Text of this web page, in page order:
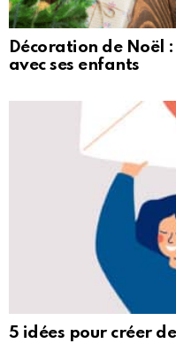
Décoration de Noël
avec ses enfants
5 idées pour créer